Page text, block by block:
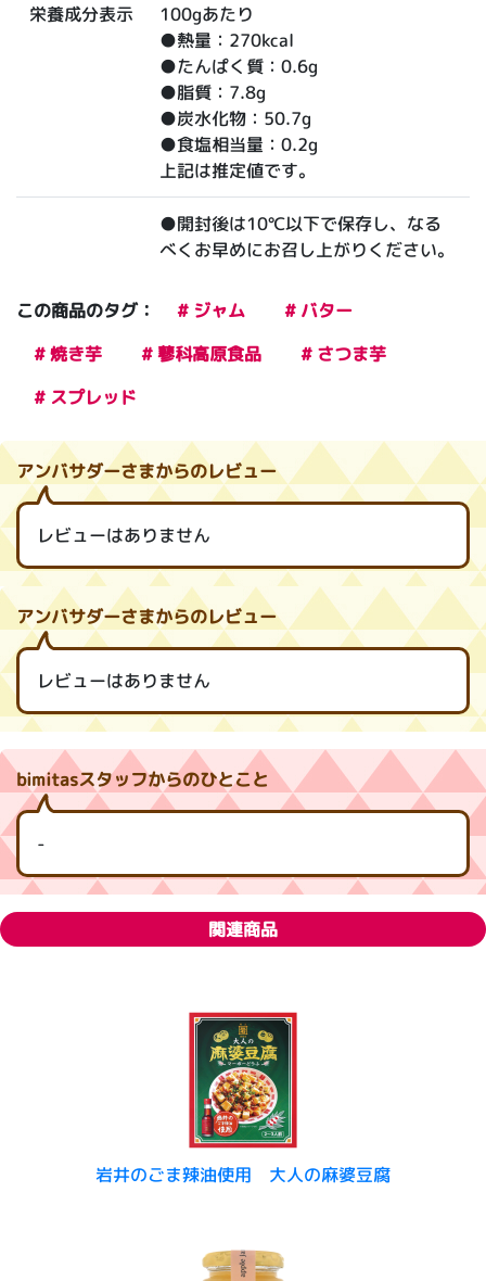
栄養成分表示 100gあたり
●熱量：270kcal
●たんぱく質：0.6g
●脂質：7.8g
●炭水化物：50.7g
●食塩相当量：0.2g
上記は推定値です。
●開封後は10℃以下で保存し、なる
べくお早めにお召し上がりください。
この商品のタグ： # ジャム
# バター
# 焼き芋
# 蓼科高原食品
# さつま芋
# スプレッド
アンバサダーさまからのレビュー
レビューはありません
アンバサダーさまからのレビュー
レビューはありません
bimitasスタッフからのひとこと
-
関連商品
岩井のごま辣油使用 大人の麻婆豆腐